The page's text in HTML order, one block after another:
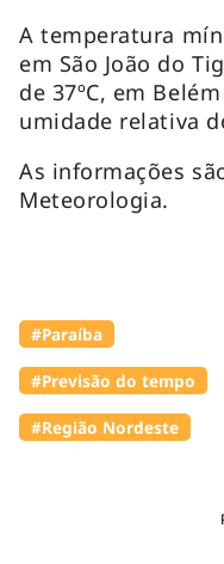
A temperatura
em São João do
de 37ºC, em
umidade relativa
As informações
Meteorologia.
#Paraíba
#Previsão do tempo
#Região Nordeste